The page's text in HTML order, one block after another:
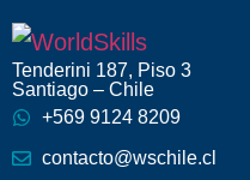
Tenderini 187, Piso 3
Santiago – Chile
+569 9124 8209
contacto@wschile.cl